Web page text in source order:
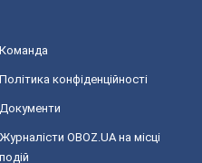
Команда
Політика конфіденційності
Документи
Журналісти OBOZ.UA на місці
подій